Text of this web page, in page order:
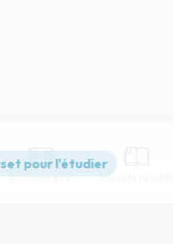
Dictionnaire Versets relatifs